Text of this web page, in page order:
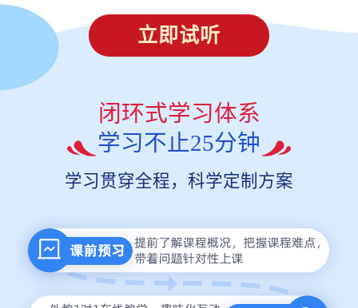
立即试听
闭环式学习体系
学习不止25分钟
学习贯穿全程，科学定制方案